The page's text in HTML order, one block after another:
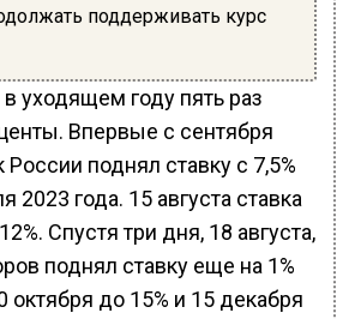
поддерживать курс
уходящем году пять раз
Впервые с сентября
России поднял ставку с 7,5%
2023 года. 15 августа ставка
Спустя три дня, 18 августа,
поднял ставку еще на 1%
октября до 15% и 15 декабря